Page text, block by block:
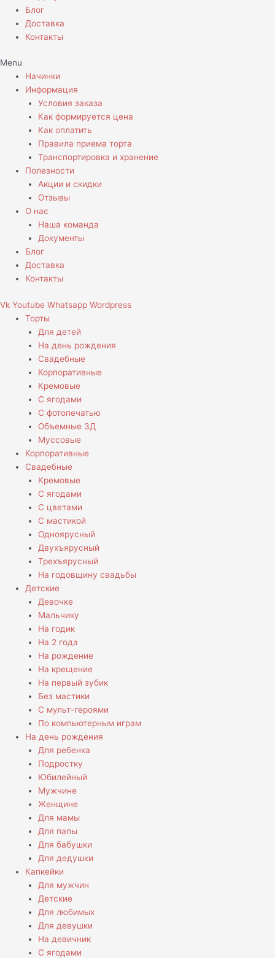
Блог
Доставка
Контакты
Menu
Начинки
Информация
Условия заказа
Как формируется цена
Как оплатить
Правила приема торта
Транспортировка и хранение
Полезности
Акции и скидки
Отзывы
О нас
Наша команда
Документы
Блог
Доставка
Контакты
Vk Youtube Whatsapp Wordpress
Торты
Для детей
На день рождения
Свадебные
Корпоративные
Кремовые
С ягодами
С фотопечатью
Объемные 3Д
Муссовые
Корпоративные
Свадебные
Кремовые
С ягодами
С цветами
С мастикой
Одноярусный
Двухъярусный
Трехъярусный
На годовщину свадьбы
Детские
Девочке
Мальчику
На годик
На 2 года
На рождение
На крещение
На первый зубик
Без мастики
С мульт-героями
По компьютерным играм
На день рождения
Для ребенка
Подростку
Юбилейный
Мужчине
Женщине
Для мамы
Для папы
Для бабушки
Для дедушки
Капкейки
Для мужчин
Детские
Для любимых
Для девушки
На девичник
С ягодами